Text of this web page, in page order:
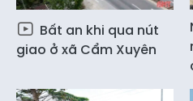
Bất an khi qua nút
giao ở xã Cẩm Xuyên